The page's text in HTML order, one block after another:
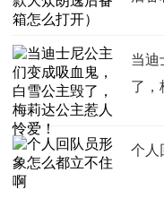
当迪
了，
个人